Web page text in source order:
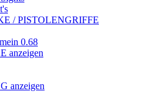
/ PISTOLENGRIFFE
0.68
anzeigen
anzeigen